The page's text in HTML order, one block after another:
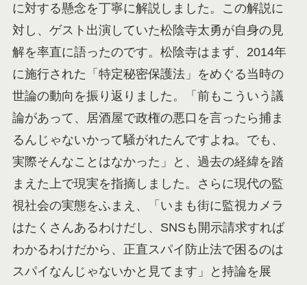
に対する懸念を丁寧に解説しました。この解説に
対し、ゲスト出演していた松陰寺太勇が自身の見
解を率直に語ったのです。松陰寺はまず、2014年
に施行された「特定秘密保護法」をめぐる当時の
世論の動向を振り返りました。「前もこういう議
論があって、居酒屋で政権の悪口を言ったら捕ま
るんじゃないかって騒がれたんですよね。でも、
実際そんなことはなかった」と、過去の経緯を踏
まえた上で現実を指摘しました。さらに現代の監
視社会の実態をふまえ、「いまも街に監視カメラ
はたくさんあるわけだし、SNSも開示請求すれば
わかるわけだから、正直スパイ防止法で困るのは
スパイなんじゃないかと見てます」と持論を展